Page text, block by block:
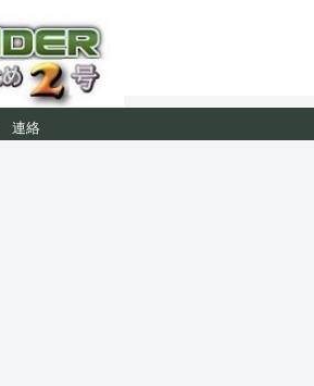
連絡